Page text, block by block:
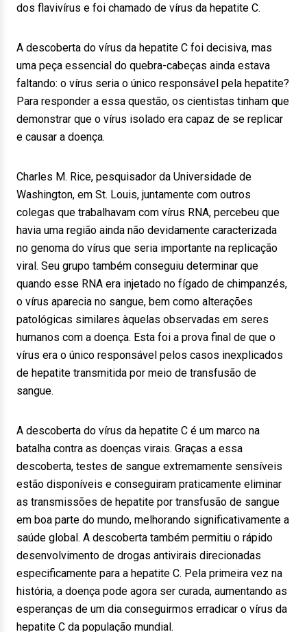
dos flavivírus e foi chamado de vírus da hepatite C.
A descoberta do vírus da hepatite C foi decisiva, mas
uma peça essencial do quebra-cabeças ainda estava
faltando: o vírus seria o único responsável pela hepatite?
Para responder a essa questão, os cientistas tinham que
demonstrar que o vírus isolado era capaz de se replicar
e causar a doença.
Charles M. Rice, pesquisador da Universidade de
Washington, em St. Louis, juntamente com outros
colegas que trabalhavam com vírus RNA, percebeu que
havia uma região ainda não devidamente caracterizada
no genoma do vírus que seria importante na replicação
viral. Seu grupo também conseguiu determinar que
quando esse RNA era injetado no fígado de chimpanzés,
o vírus aparecia no sangue, bem como alterações
patológicas similares àquelas observadas em seres
humanos com a doença. Esta foi a prova final de que o
vírus era o único responsável pelos casos inexplicados
de hepatite transmitida por meio de transfusão de
sangue.
A descoberta do vírus da hepatite C é um marco na
batalha contra as doenças virais. Graças a essa
descoberta, testes de sangue extremamente sensíveis
estão disponíveis e conseguiram praticamente eliminar
as transmissões de hepatite por transfusão de sangue
em boa parte do mundo, melhorando significativamente a
saúde global. A descoberta também permitiu o rápido
desenvolvimento de drogas antivirais direcionadas
especificamente para a hepatite C. Pela primeira vez na
história, a doença pode agora ser curada, aumentando as
esperanças de um dia conseguirmos erradicar o vírus da
hepatite C da população mundial.